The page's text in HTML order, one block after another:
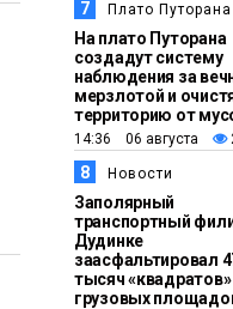
7 Плато Путорана
На плато Путорана
создадут систему
наблюдения за
мерзлотой и
территорию от
14:36 06 августа
8 Новости
Заполярный
транспортный
Дудинке
заасфальтировал
тысяч «квадратов»
грузовых